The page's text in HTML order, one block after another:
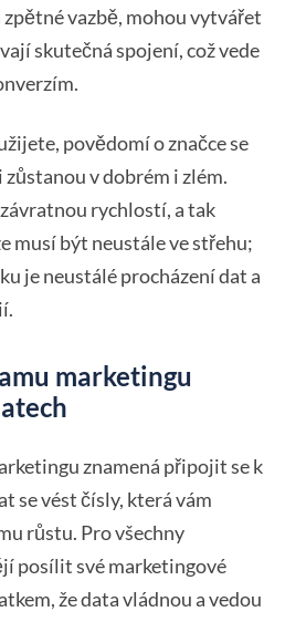
vazbě, mohou vytvářet
skutečná spojení, což vede
povědomí o značce se
zůstanou v dobrém i zlém.
rychlostí, a tak
musí být neustále ve střehu;
je neustálé procházení dat a
marketingu
znamená připojit se k
se vést čísly, která vám
růstu. Pro všechny
posílit své marketingové
že data vládnou a vedou